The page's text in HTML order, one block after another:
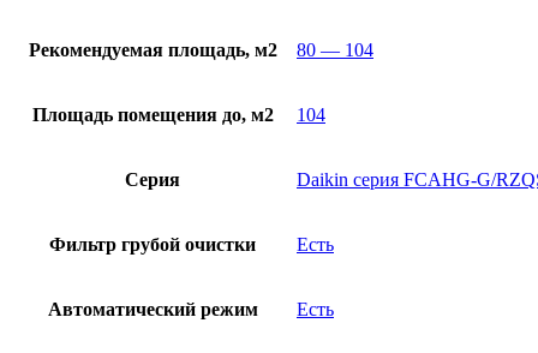
Рекомендуемая площадь, м2 80 — 104
Площадь помещения до, м2 104
Серия Daikin серия FCAHG-G/
Фильтр грубой очистки Есть
Автоматический режим Есть